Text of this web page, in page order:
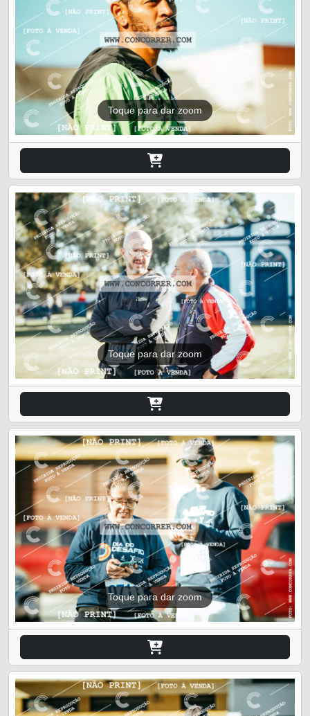
Toque para dar zoom
Toque para dar zoom
Toque para dar zoom